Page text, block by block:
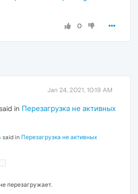
0
Jan 24, 2021, 10:19 AM
said in Перезагрузка не активных
said in Перезагрузка не активных
перезагружает.